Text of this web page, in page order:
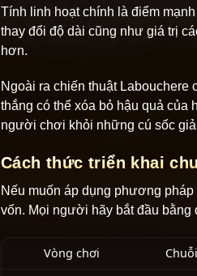
Tính linh hoạt chính là điểm
thay đổi độ dài cũng như giá trị
hơn.
Ngoài ra chiến thuật Labouchere
thắng có thể xóa bỏ hậu quả của
người chơi khỏi những cú sốc
Cách thức triển khai
Nếu muốn áp dụng phương
vốn. Mọi người hãy bắt đầu bằng
Vòng chơi